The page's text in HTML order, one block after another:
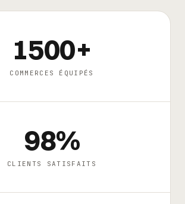
1500+
COMMERCES ÉQUIPÉS
98%
CLIENTS SATISFAITS